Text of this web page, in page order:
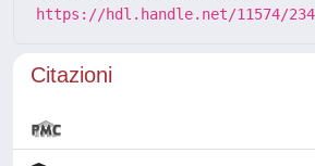
https://hdl.handle.net/11574/
Citazioni